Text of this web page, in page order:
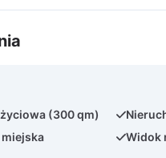
(300 qm)
Widok